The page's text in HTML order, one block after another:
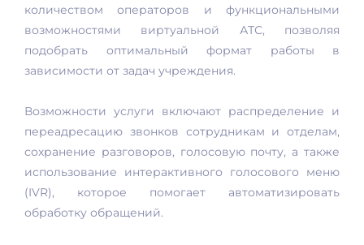
количеством операторов и функциональными
возможностями виртуальной АТС, позволяя
подобрать оптимальный формат работы в
зависимости от задач учреждения.
Возможности услуги включают распределение и
переадресацию звонков сотрудникам и отделам,
сохранение разговоров, голосовую почту, а также
использование интерактивного голосового меню
(IVR), которое помогает автоматизировать
обработку обращений.